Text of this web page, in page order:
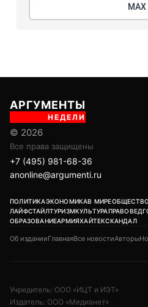
МАХ
АРГУМЕНТЫ
НЕДЕЛИ
© 2026
Все права защищены
+7 (495) 981-68-36
anonline@argumenti.ru
ПОЛИТИКАЭКОНОМИКАВ МИРЕОБЩЕСТВО
ЛАЙФСТАЙЛТУРИЗМКУЛЬТУРАПРАВОВЕД
ОБРАЗОВАНИЕАРМИЯХАЙТЕКСКАНДАЛ
Об изданииГлавнаяВсе новостиАвторы
Учредитель: ООО «ИЦТ и ИЭТ»
Издатель: ООО «Медианет»